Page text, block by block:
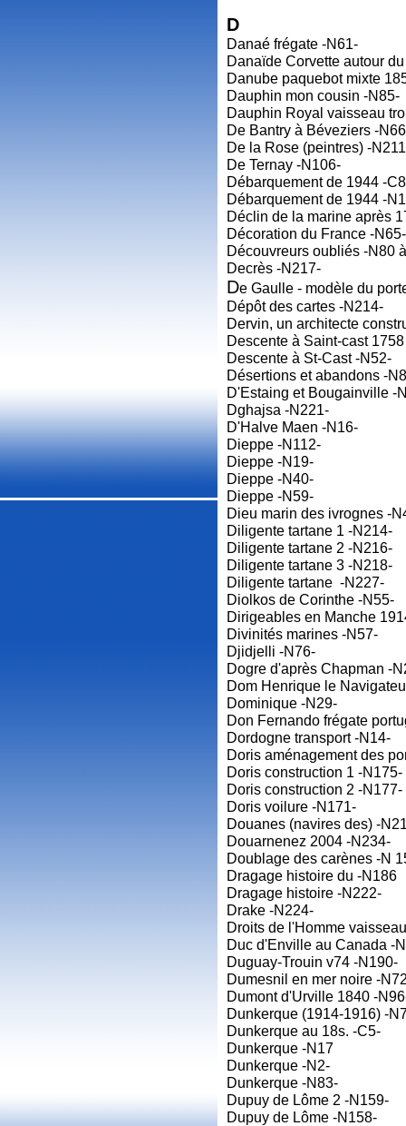
D
Danaé frégate -N61-
Danaïde Corvette autour
Danube paquebot mixte
Dauphin mon cousin -N85-
Dauphin Royal vaisseau
De Bantry à Béveziers -
De la Rose (peintres) -
De Ternay -N106-
Débarquement de 1944 -
Débarquement de 1944 -
Déclin de la marine après
Décoration du France -N65-
Découvreurs oubliés -N80
Decrès -N217-
De Gaulle - modèle du
Dépôt des cartes -N214-
Dervin, un architecte
Descente à Saint-cast
Descente à St-Cast -N52-
Désertions et abandons -
D'Estaing et Bougainville -
Dghajsa -N221-
D'Halve Maen -N16-
Dieppe -N112-
Dieppe -N19-
Dieppe -N40-
Dieppe -N59-
Dieu marin des ivrognes -
Diligente tartane 1 -N214-
Diligente tartane 2 -N216-
Diligente tartane 3 -N218-
Diligente tartane -N227-
Diolkos de Corinthe -N55-
Dirigeables en Manche
Divinités marines -N57-
Djidjelli -N76-
Dogre d'après Chapman -
Dom Henrique le
Dominique -N29-
Don Fernando frégate
Dordogne transport -N14-
Doris aménagement des
Doris construction 1 -N175-
Doris construction 2 -N177-
Doris voilure -N171-
Douanes (navires des) -
Douarnenez 2004 -N234-
Doublage des carènes -N
Dragage histoire du -N186
Dragage histoire -N222-
Drake -N224-
Droits de l'Homme
Duc d'Enville au Canada -
Duguay-Trouin v74 -N190-
Dumesnil en mer noire -
Dumont d'Urville 1840 -
Dunkerque (1914-1916) -
Dunkerque au 18s. -C5-
Dunkerque -N17
Dunkerque -N2-
Dunkerque -N83-
Dupuy de Lôme 2 -N159-
Dupuy de Lôme -N158-